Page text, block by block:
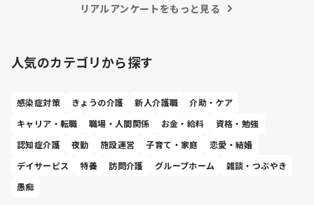
リアルアンケートをもっと見る
人気のカテゴリから探す
感染症対策 きょうの介護 新人介護職
介助・ケア
キャリア・転職
職場・人間関係 お金・給料
資格・勉強
認知症介護
夜勤 施設運営 子育て・家庭
恋愛・結婚
デイサービス
特養 訪問介護 グループホーム
雑談・つぶやき
愚痴